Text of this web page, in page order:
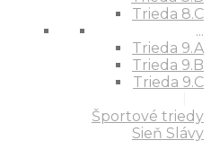
Trieda 8.C
...
Trieda 9.A
Trieda 9.B
Trieda 9.C
Športové triedy
Sieň Slávy